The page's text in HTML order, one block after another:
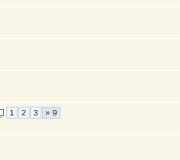
1 2 3 » 9